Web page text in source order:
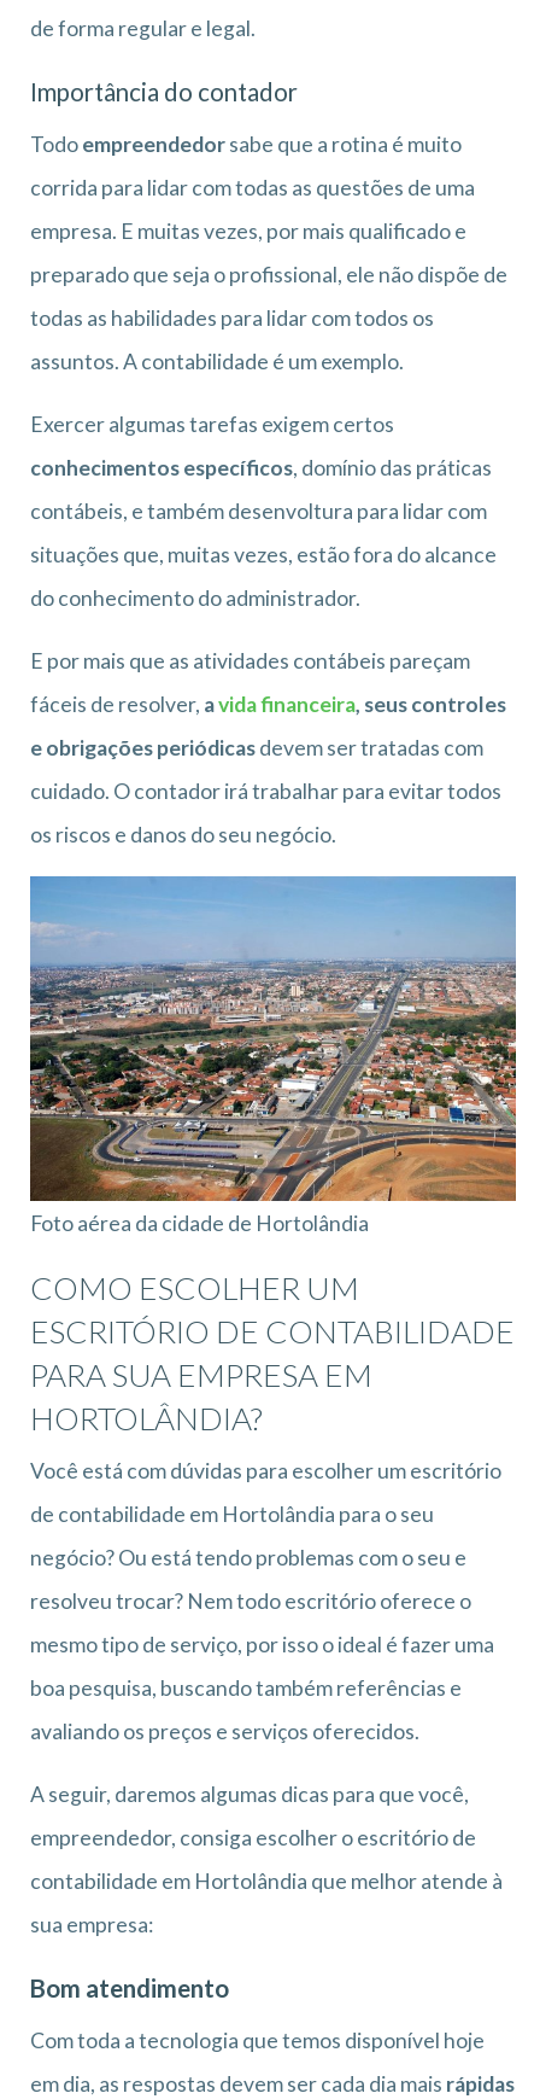
de forma regular e legal.
Importância do contador
Todoempreendedorsabe que a rotina é muito
corrida para lidar com todas as questões de uma
empresa. E muitas vezes, por mais qualificado e
preparado que seja o profissional, ele não dispõe de
todas as habilidades para lidar com todos os
assuntos. A contabilidade é um exemplo.
Exercer algumas tarefas exigem certos
conhecimentos específicos, domínio das práticas
contábeis, e também desenvoltura para lidar com
situações que, muitas vezes, estão fora do alcance
do conhecimento do administrador.
E por mais que as atividades contábeis pareçam
fáceis de resolver, avida financeira, seus controles
e obrigações periódicasdevem ser tratadas com
cuidado. O contador irá trabalhar para evitar todos
os riscos e danos do seu negócio.
Foto aérea da cidade de Hortolândia
COMO ESCOLHER UM
ESCRITÓRIO DE CONTABILIDADE
PARA SUA EMPRESA EM
HORTOLÂNDIA?
Você está com dúvidas para escolher um escritório
de contabilidade em Hortolândia para o seu
negócio? Ou está tendo problemas com o seu e
resolveu trocar? Nem todo escritório oferece o
mesmo tipo de serviço, por isso o ideal é fazer uma
boa pesquisa, buscando também referências e
avaliando os preços e serviços oferecidos.
A seguir, daremos algumas dicas para que você,
empreendedor, consiga escolher o escritório de
contabilidade em Hortolândia que melhor atende à
sua empresa:
Bom atendimento
Com toda a tecnologia que temos disponível hoje
em dia, as respostas devem ser cada dia mais rápidas